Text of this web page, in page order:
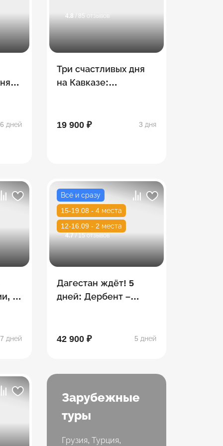
6 дней
4.8 / 85 отзывов
Три счастливых дня
на Кавказе:
19 900 ₽
3 дня
7
7 дней
Всё и сразу
15-19.08 - 4 места
12-16.09 - 2 места
4.7 / 15 отзывов
Дагестан ждёт! 5
дней: Дербент –
42 900 ₽
5 дней
Зарубежные
туры
Грузия, Турция,